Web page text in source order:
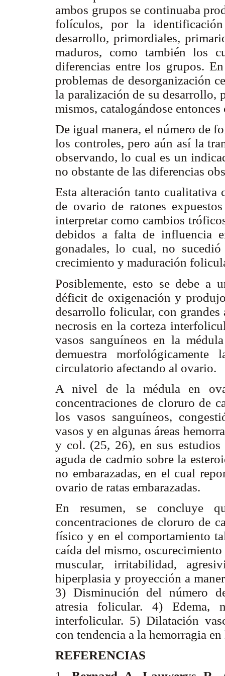
ambos grupos se continuaba
folículos, por la
desarrollo, primordiales,
maduros, como también los
diferencias entre los grupos.
problemas de desorganización
la paralización de su desarrollo,
mismos, catalogándose
De igual manera, el número de
los controles, pero aún así la
observando, lo cual es un
no obstante de las diferencias
Esta alteración tanto cualitativa
de ovario de ratones
interpretar como cambios
debidos a falta de influencia
gonadales, lo cual, no
crecimiento y maduración
Posiblemente, esto se debe a
déficit de oxigenación y
desarrollo folicular, con grandes
necrosis en la corteza
vasos sanguíneos en la
demuestra
circulatorio afectando al ovario.
A nivel de la médula en
concentraciones de cloruro de
los vasos sanguíneos,
vasos y en algunas áreas
y col. (25, 26), en sus estudios
aguda de cadmio sobre la
no embarazadas, en el cual
ovario de ratas embarazadas.
En resumen, se concluye
concentraciones de cloruro de
físico y en el comportamiento
caída del mismo,
muscular, irritabilidad,
hiperplasia y proyección a
3) Disminución del número
atresia folicular. 4) Edema,
interfolicular. 5) Dilatación
con tendencia a la hemorragia
REFERENCIAS